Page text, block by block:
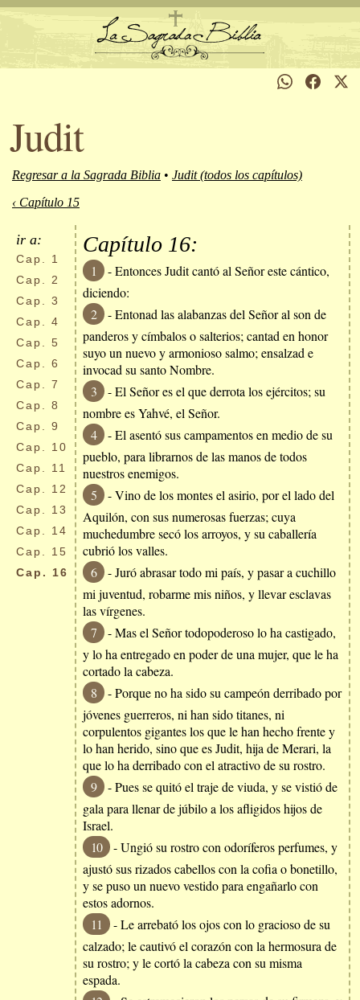
Judit
Regresar a la Sagrada Biblia • Judit (todos los capítulos)
‹ Capítulo 15
ir a:
Cap.
1
Cap.
2
Cap.
3
Cap.
4
Cap.
5
Cap.
6
Cap.
7
Cap.
8
Cap.
9
Cap.
10
Cap.
11
Cap.
12
Cap.
13
Cap.
14
Cap.
15
Cap.
16
Capítulo 16:
1
- Entonces Judit cantó al Señor este cántico,
diciendo:
2
- Entonad las alabanzas del Señor al son de
panderos y címbalos o salterios; cantad en honor
suyo un nuevo y armonioso salmo; ensalzad e
invocad su santo Nombre.
3
- El Señor es el que derrota los ejércitos; su
nombre es Yahvé, el Señor.
4
- El asentó sus campamentos en medio de su
pueblo, para librarnos de las manos de todos
nuestros enemigos.
5
- Vino de los montes el asirio, por el lado del
Aquilón, con sus numerosas fuerzas; cuya
muchedumbre secó los arroyos, y su caballería
cubrió los valles.
6
- Juró abrasar todo mi país, y pasar a cuchillo
mi juventud, robarme mis niños, y llevar esclavas
las vírgenes.
7
- Mas el Señor todopoderoso lo ha castigado,
y lo ha entregado en poder de una mujer, que le ha
cortado la cabeza.
8
- Porque no ha sido su campeón derribado por
jóvenes guerreros, ni han sido titanes, ni
corpulentos gigantes los que le han hecho frente y
lo han herido, sino que es Judit, hija de Merari, la
que lo ha derribado con el atractivo de su rostro.
9
- Pues se quitó el traje de viuda, y se vistió de
gala para llenar de júbilo a los afligidos hijos de
Israel.
10
- Ungió su rostro con odoríferos perfumes, y
ajustó sus rizados cabellos con la cofia o bonetillo,
y se puso un nuevo vestido para engañarlo con
estos adornos.
11
- Le arrebató los ojos con lo gracioso de su
calzado; le cautivó el corazón con la hermosura de
su rostro; y le cortó la cabeza con su misma
espada.